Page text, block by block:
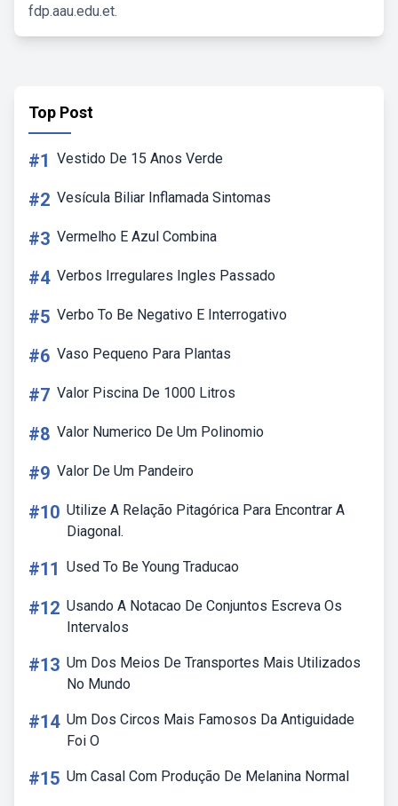
fdp.aau.edu.et.
Top Post
#1 Vestido De 15 Anos Verde
#2 Vesícula Biliar Inflamada Sintomas
#3 Vermelho E Azul Combina
#4 Verbos Irregulares Ingles Passado
#5 Verbo To Be Negativo E Interrogativo
#6 Vaso Pequeno Para Plantas
#7 Valor Piscina De 1000 Litros
#8 Valor Numerico De Um Polinomio
#9 Valor De Um Pandeiro
#10 Utilize A Relação Pitagórica Para Encontrar A
Diagonal.
#11 Used To Be Young Traducao
#12 Usando A Notacao De Conjuntos Escreva Os
Intervalos
#13 Um Dos Meios De Transportes Mais Utilizados
No Mundo
#14 Um Dos Circos Mais Famosos Da Antiguidade
Foi O
#15 Um Casal Com Produção De Melanina Normal